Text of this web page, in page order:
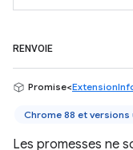
RENVOIE
Promise<
Chrome 88 et versions
Les promesses ne